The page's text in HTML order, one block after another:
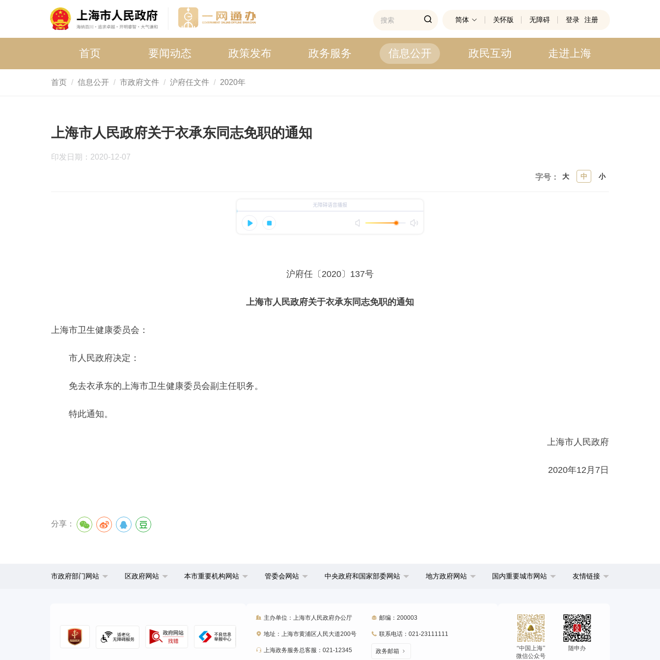
简体 关怀版 无障碍 登录 注册
首页 要闻动态 政策发布 政务服务 信息公开 政民互动 走进上海
首页 信息公开 市政府文件 沪府任文件 2020年
上海市人民政府关于衣承东同志免职的通知
印发日期：2020-12-07
字号： 大 中 小
沪府任〔2020〕137号
上海市人民政府关于衣承东同志免职的通知
上海市卫生健康委员会：
市人民政府决定：
免去衣承东的上海市卫生健康委员会副主任职务。
特此通知。
上海市人民政府
2020年12月7日
分享：
市政府部门网站 区政府网站 本市重要机构网站 管委会网站 中央政府和国家部委网站 地方政府网站 国内重要城市网站 友情链接
主办单位：上海市人民政府办公厅
地址：上海市黄浦区人民大道200号
上海政务服务总客服：021-12345
邮编：200003
联系电话：021-23111111
政务邮箱
“中国上海”
微信公众号
随申办